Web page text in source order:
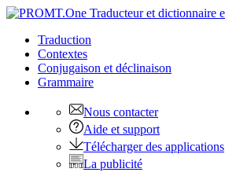
Traduction
Contextes
Conjugaison et déclinaison
Grammaire
Nous contacter
Aide et support
Télécharger des applications
La publicité